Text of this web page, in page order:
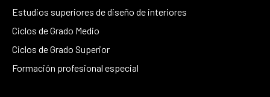
Estudios superiores de diseño de interiores
Ciclos de Grado Medio
Ciclos de Grado Superior
Formación profesional especial